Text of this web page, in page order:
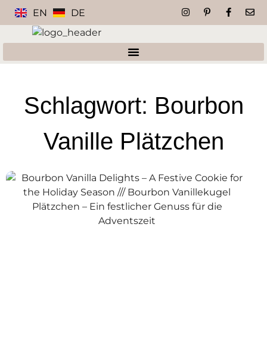
EN DE
Schlagwort: Bourbon
Vanille Plätzchen